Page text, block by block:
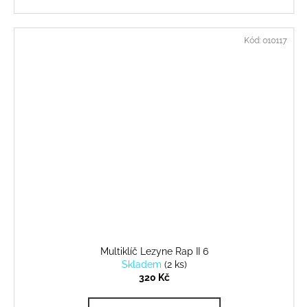
Multiklíč Lezyne Rap II 6
Skladem (2 ks)
320 Kč
Kód: 010117